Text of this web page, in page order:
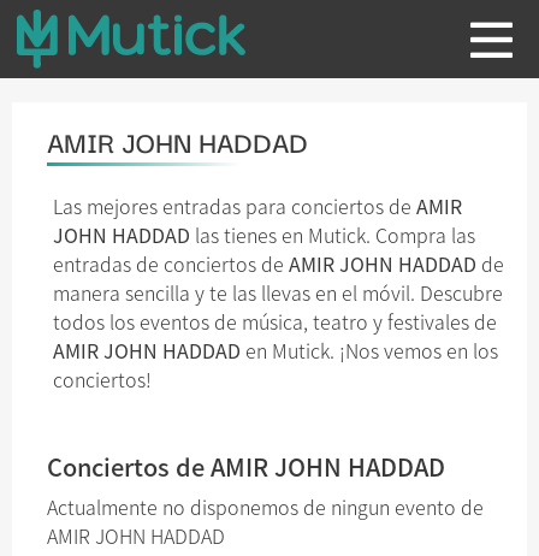
AMIR JOHN HADDAD
Las mejores entradas para conciertos de AMIR
JOHN HADDAD las tienes en Mutick. Compra las
entradas de conciertos de AMIR JOHN HADDAD de
manera sencilla y te las llevas en el móvil. Descubre
todos los eventos de música, teatro y festivales de
AMIR JOHN HADDAD en Mutick. ¡Nos vemos en los
conciertos!
Conciertos de AMIR JOHN HADDAD
Actualmente no disponemos de ningun evento de
AMIR JOHN HADDAD